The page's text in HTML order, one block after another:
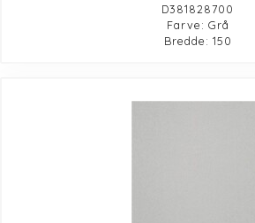
D381828700
Farve: Grå
Bredde: 150